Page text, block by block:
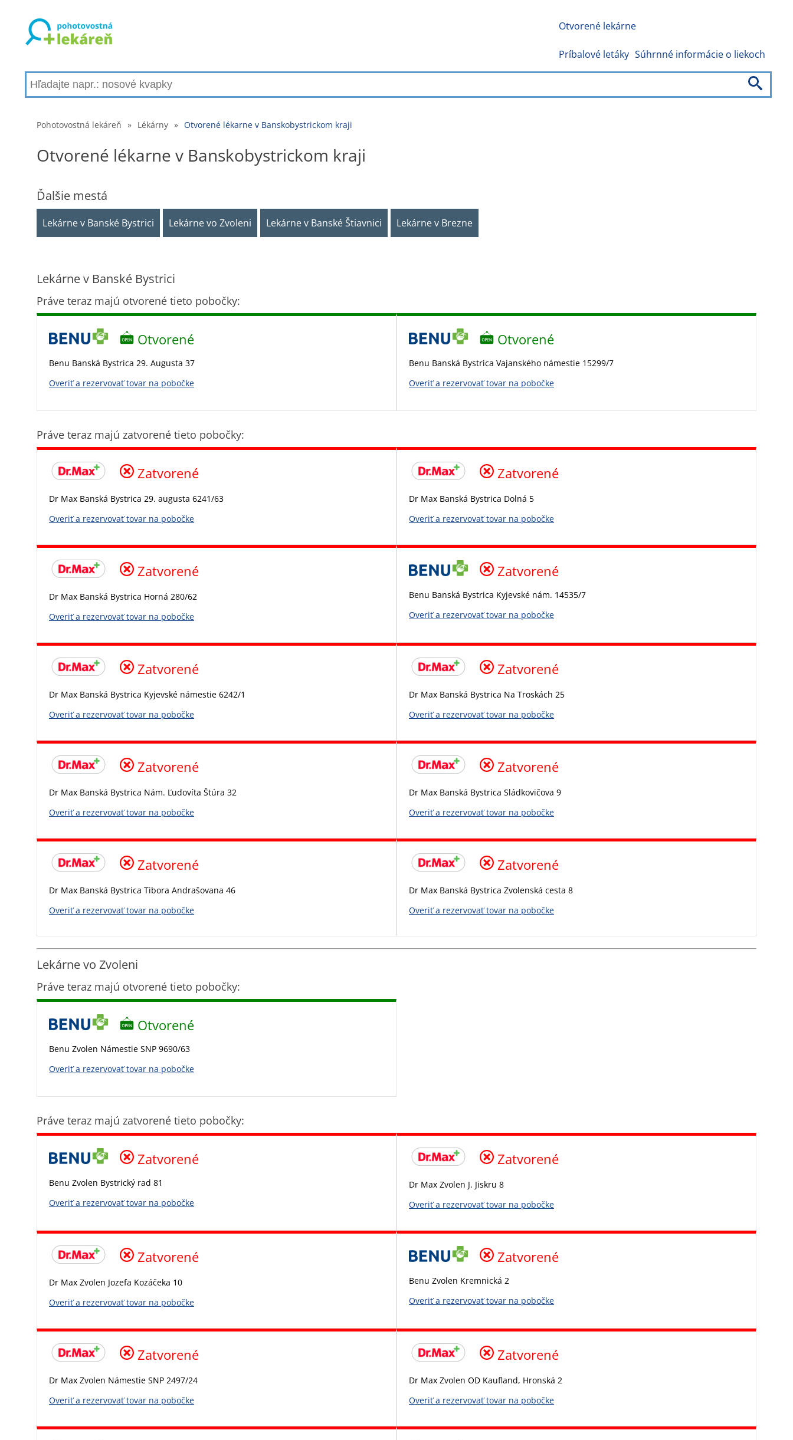
Otvorené lekárne
Príbalové letáky Súhrnné informácie o liekoch
Pohotovostná lekáreň » Lékárny » Otvorené lékarne v Banskobystrickom kraji
Otvorené lékarne v Banskobystrickom kraji
Ďalšie mestá
Lekárne v Banské Bystrici Lekárne vo Zvoleni Lekárne v Banské Štiavnici Lekárne v Brezne
Lekárne v Banské Bystrici
Práve teraz majú otvorené tieto pobočky:
Otvorené
Benu Banská Bystrica 29. Augusta 37
Overiť a rezervovať tovar na pobočke
Otvorené
Benu Banská Bystrica Vajanského námestie 15299/7
Overiť a rezervovať tovar na pobočke
Práve teraz majú zatvorené tieto pobočky:
Zatvorené
Dr Max Banská Bystrica 29. augusta 6241/63
Overiť a rezervovať tovar na pobočke
Zatvorené
Dr Max Banská Bystrica Dolná 5
Overiť a rezervovať tovar na pobočke
Zatvorené
Dr Max Banská Bystrica Horná 280/62
Overiť a rezervovať tovar na pobočke
Zatvorené
Benu Banská Bystrica Kyjevské nám. 14535/7
Overiť a rezervovať tovar na pobočke
Zatvorené
Dr Max Banská Bystrica Kyjevské námestie 6242/1
Overiť a rezervovať tovar na pobočke
Zatvorené
Dr Max Banská Bystrica Na Troskách 25
Overiť a rezervovať tovar na pobočke
Zatvorené
Dr Max Banská Bystrica Nám. Ľudovíta Štúra 32
Overiť a rezervovať tovar na pobočke
Zatvorené
Dr Max Banská Bystrica Sládkovičova 9
Overiť a rezervovať tovar na pobočke
Zatvorené
Dr Max Banská Bystrica Tibora Andrašovana 46
Overiť a rezervovať tovar na pobočke
Zatvorené
Dr Max Banská Bystrica Zvolenská cesta 8
Overiť a rezervovať tovar na pobočke
Lekárne vo Zvoleni
Práve teraz majú otvorené tieto pobočky:
Otvorené
Benu Zvolen Námestie SNP 9690/63
Overiť a rezervovať tovar na pobočke
Práve teraz majú zatvorené tieto pobočky:
Zatvorené
Benu Zvolen Bystrický rad 81
Overiť a rezervovať tovar na pobočke
Zatvorené
Dr Max Zvolen J. Jiskru 8
Overiť a rezervovať tovar na pobočke
Zatvorené
Dr Max Zvolen Jozefa Kozáčeka 10
Overiť a rezervovať tovar na pobočke
Zatvorené
Benu Zvolen Kremnická 2
Overiť a rezervovať tovar na pobočke
Zatvorené
Dr Max Zvolen Námestie SNP 2497/24
Overiť a rezervovať tovar na pobočke
Zatvorené
Dr Max Zvolen OD Kaufland, Hronská 2
Overiť a rezervovať tovar na pobočke